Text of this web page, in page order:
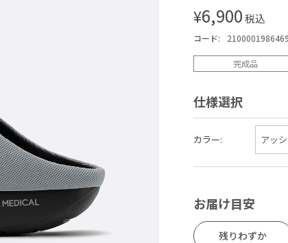
¥6,900税込
コード: 2100001986469
完成品
仕様選択
カラー:
お届け目安
残りわずか